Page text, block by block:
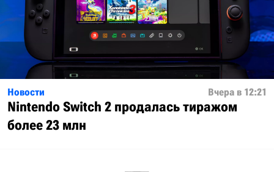
Новости Вчера в 12:21
Nintendo Switch 2 продалась тиражом
более 23 млн